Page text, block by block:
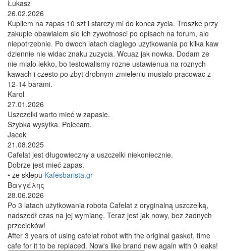
Łukasz
26.02.2026
Kupilem na zapas 10 szt i starczy mi do konca zycia. Troszke przy
zakupie obawialem sie ich zywotnosci po opisach na forum, ale
niepotrzebnie. Po dwoch latach ciaglego uzytkowania po kilka kaw
dziennie nie widac znaku zuzycia. Wcuaz jak nowka. Dodam ze
nie mialo lekko, bo testowalismy rozne ustawienua na roznych
kawach i czesto po zbyt drobnym zmieleniu musialo pracowac z
12-14 barami.
Karol
27.01.2026
Uszczelki warto mieć w zapasie.
Szybka wysyłka. Polecam.
Jacek
21.08.2025
Cafelat jest długowieczny a uszczelki niekoniecznie.
Dobrze jest mieć zapas.
• ze sklepu Kafesbarista.gr
Βαγγέλης
28.06.2026
Po 3 latach użytkowania robota Cafelat z oryginalną uszczelką,
nadszedł czas na jej wymianę. Teraz jest jak nowy, bez żadnych
przecieków!
After 3 years of using cafelat robot with the original gasket, time
cafe for it to be replaced. Now's like brand new again with 0 leaks!